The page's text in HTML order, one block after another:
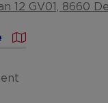
12 GV01, 8660